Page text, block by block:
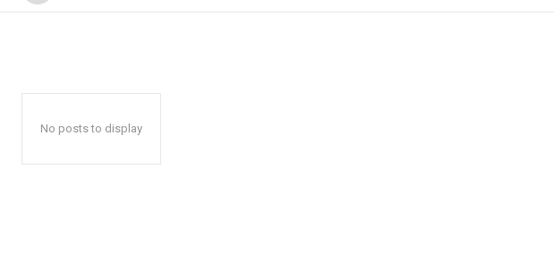
No posts to display